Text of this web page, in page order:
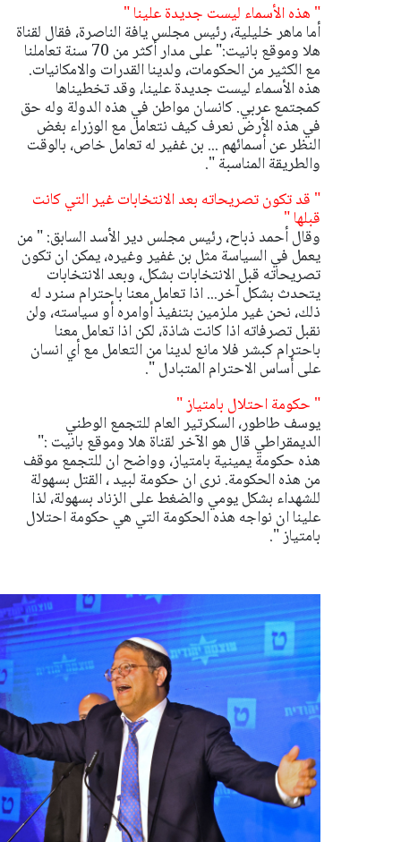
" هذه الأسماء ليست جديدة علينا "
أما ماهر خليلية، رئيس مجلس يافة الناصرة، فقال لقناة
هلا وموقع بانيت:" على مدار أكثر من 70 سنة تعاملنا
مع الكثير من الحكومات، ولدينا القدرات والامكانيات.
هذه الأسماء ليست جديدة علينا، وقد تخطيناها
كمجتمع عربي. كانسان مواطن في هذه الدولة وله حق
في هذه الأرض نعرف كيف نتعامل مع الوزراء بغض
النظر عن أسمائهم ... بن غفير له تعامل خاص، بالوقت
والطريقة المناسبة ".
" قد تكون تصريحاته بعد الانتخابات غير التي كانت
قبلها "
وقال أحمد ذباح، رئيس مجلس دير الأسد السابق: " من
يعمل في السياسة مثل بن غفير وغيره، يمكن ان تكون
تصريحاته قبل الانتخابات بشكل، وبعد الانتخابات
يتحدث بشكل آخر... اذا تعامل معنا باحترام سنرد له
ذلك، نحن غير ملزمين بتنفيذ أوامره أو سياسته، ولن
نقبل تصرفاته اذا كانت شاذة، لكن اذا تعامل معنا
باحترام كبشر فلا مانع لدينا من التعامل مع أي انسان
على أساس الاحترام المتبادل ".
" حكومة احتلال بامتياز "
يوسف طاطور، السكرتير العام للتجمع الوطني
الديمقراطي قال هو الآخر لقناة هلا وموقع بانيت :"
هذه حكومة يمينية بامتياز، وواضح ان للتجمع موقف
من هذه الحكومة. نرى ان حكومة لبيد ، القتل بسهولة
للشهداء بشكل يومي والضغط على الزناد بسهولة، لذا
علينا ان نواجه هذه الحكومة التي هي حكومة احتلال
بامتياز ".